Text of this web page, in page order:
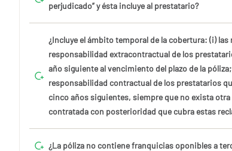
perjudicado” y ésta incluye al prestatario?
¿Incluye el ámbito temporal de la cobertura: (i)
responsabilidad extracontractual de los
año siguiente al vencimiento del plazo de la
responsabilidad contractual de los prestatarios
cinco años siguientes, siempre que no exista otra
contratada con posterioridad que cubra estas
¿La póliza no contiene franquicias oponibles a